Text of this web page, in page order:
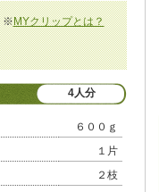
※MYクリップとは？
4人分
６００ｇ
１片
２枝